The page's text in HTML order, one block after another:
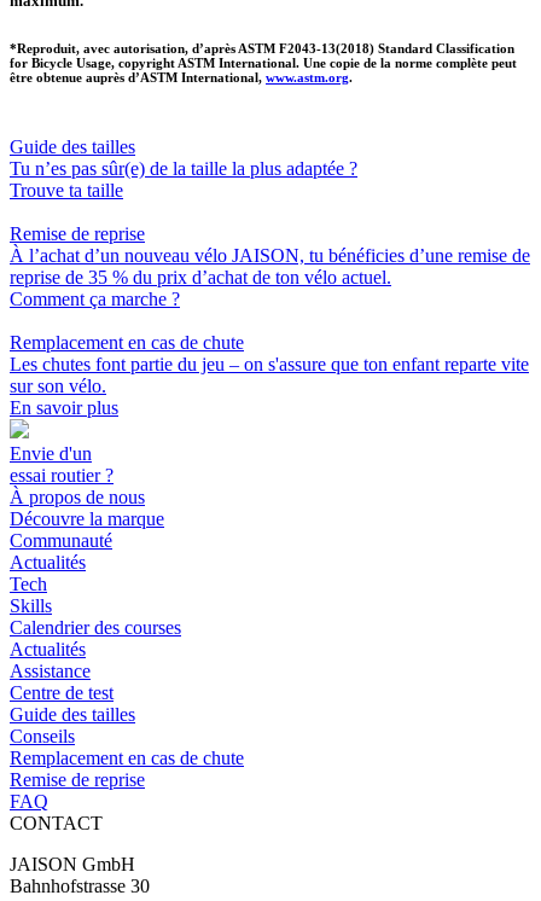
*Reproduit, avec autorisation, d’après ASTM F2043-13(2018) Standard Classification
for Bicycle Usage, copyright ASTM International. Une copie de la norme complète peut
être obtenue auprès d’ASTM International, www.astm.org.
Guide des tailles
Tu n’es pas sûr(e) de la taille la plus adaptée ?
Trouve ta taille
Remise de reprise
À l’achat d’un nouveau vélo JAISON, tu bénéficies d’une remise de
reprise de 35 % du prix d’achat de ton vélo actuel.
Comment ça marche ?
Remplacement en cas de chute
Les chutes font partie du jeu – on s'assure que ton enfant reparte vite
sur son vélo.
En savoir plus
Envie d'un
essai routier ?
À propos de nous
Découvre la marque
Communauté
Actualités
Tech
Skills
Calendrier des courses
Actualités
Assistance
Centre de test
Guide des tailles
Conseils
Remplacement en cas de chute
Remise de reprise
FAQ
CONTACT
JAISON GmbH
Bahnhofstrasse 30